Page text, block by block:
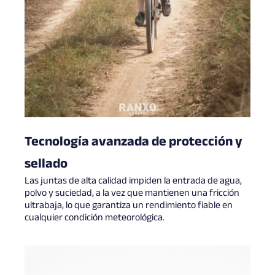
Tecnología avanzada de protección y
sellado
Las juntas de alta calidad impiden la entrada de agua,
polvo y suciedad, a la vez que mantienen una fricción
ultrabaja, lo que garantiza un rendimiento fiable en
cualquier condición meteorológica.